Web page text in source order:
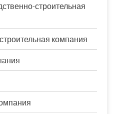
строительная
компания